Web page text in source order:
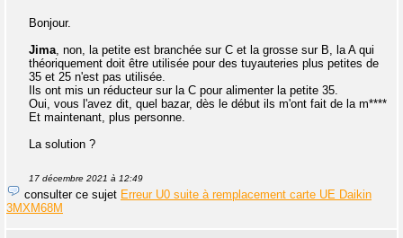
Bonjour.
Jima , non, la petite est branchée sur C et la grosse sur B, la A qui
théoriquement doit être utilisée pour des tuyauteries plus petites de
35 et 25 n'est pas utilisée.
Ils ont mis un réducteur sur la C pour alimenter la petite 35.
Oui, vous l'avez dit, quel bazar, dès le début ils m'ont fait de la m****
Et maintenant, plus personne.
La solution ?
17 décembre 2021 à 12:49
consulter ce sujet Erreur U0 suite à remplacement carte UE Daikin
3MXM68M